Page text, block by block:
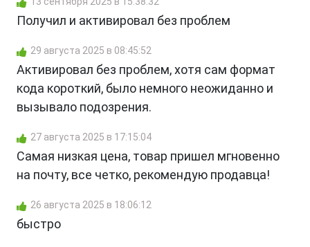
Получил и активировал без проблем
29 августа 2025 в 08:45:52
Активировал без проблем, хотя сам формат
кода короткий, было немного неожиданно и
вызывало подозрения.
27 августа 2025 в 17:15:04
Самая низкая цена, товар пришел мгновенно
на почту, все четко, рекомендую продавца!
26 августа 2025 в 18:06:12
быстро